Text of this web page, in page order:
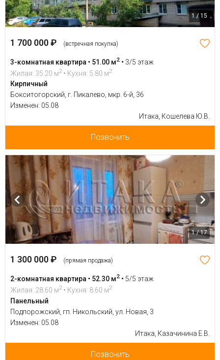
1 / 15
1 700 000 ₽ (встречная покупка)
3-комнатная квартира • 51.00 м2 • 3/5 этаж
Жилая: 35.20 м2 • Кухня: 5.80 м2
Кирпичный
Бокситогорский, г. Пикалево, мкр. 6-й, 36
Изменен: 05.08
Итака, Кошелева Ю.В.
Позвонить
1 / 17
1 300 000 ₽ (прямая продажа)
2-комнатная квартира • 52.30 м2 • 5/5 этаж
Жилая: 28.60 м2 • Кухня: 8.60 м2
Панельный
Подпорожский, гп. Никольский, ул. Новая, 3
Изменен: 05.08
Итака, Казачинина Е.В.
Позвонить